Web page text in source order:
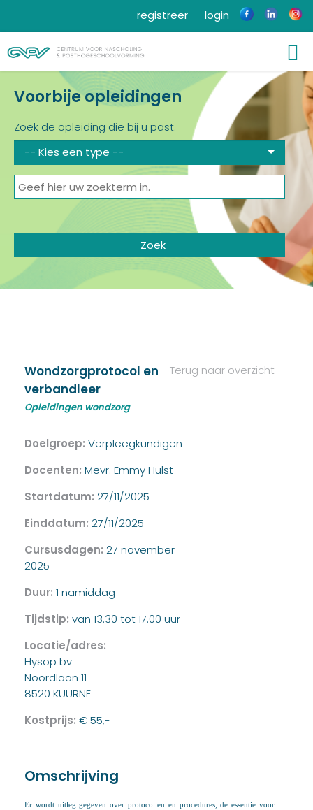
login
registreer
Voorbije opleidingen
Zoek de opleiding die bij u past.
-- Kies een type --
Terug naar overzicht
Wondzorgprotocol en
verbandleer
Opleidingen wondzorg
Doelgroep: Verpleegkundigen
Docenten: Mevr. Emmy Hulst
Startdatum: 27/11/2025
Einddatum: 27/11/2025
Cursusdagen: 27 november
2025
Duur: 1 namiddag
Tijdstip: van 13.30 tot 17.00 uur
Locatie/adres:
Hysop bv
Noordlaan 11
8520 KUURNE
Kostprijs: € 55,-
Omschrijving
Er wordt uitleg gegeven over protocollen en procedures, de essentie voor